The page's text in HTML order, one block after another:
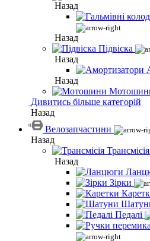
Назад
Назад
Підвіска
Назад
Назад
Дивитись більше категорій
Назад
Велозапчастини
Назад
Трансмісія
Назад
Зірки
Педалі